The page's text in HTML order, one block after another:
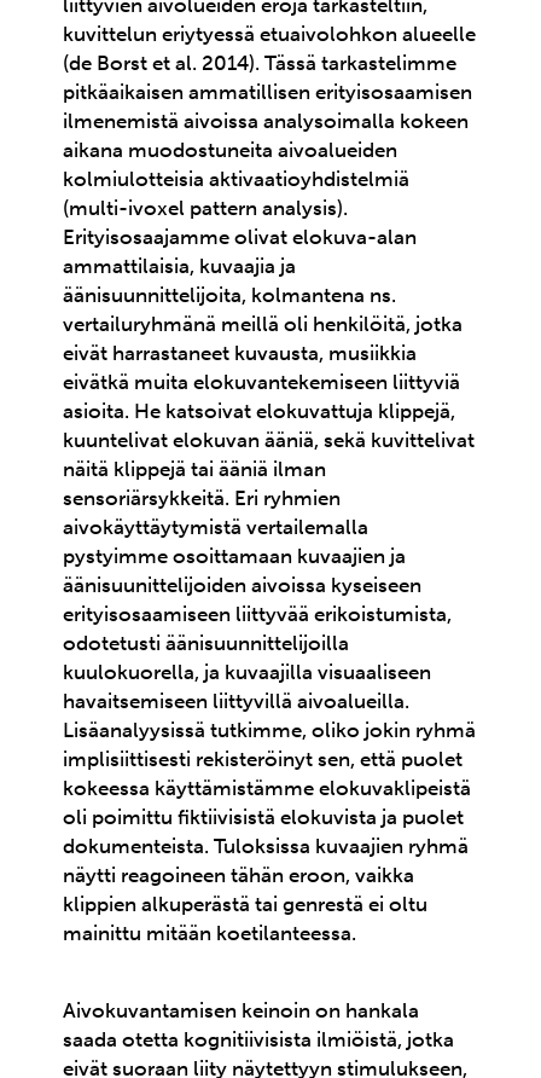
liittyvien aivolueiden eroja tarkasteltiin,
kuvittelun eriytyessä etuaivolohkon alueelle
(de Borst et al. 2014). Tässä tarkastelimme
pitkäaikaisen ammatillisen erityisosaamisen
ilmenemistä aivoissa analysoimalla kokeen
aikana muodostuneita aivoalueiden
kolmiulotteisia aktivaatioyhdistelmiä
(multi-ivoxel pattern analysis).
Erityisosaajamme olivat elokuva-alan
ammattilaisia, kuvaajia ja
äänisuunnittelijoita, kolmantena ns.
vertailuryhmänä meillä oli henkilöitä, jotka
eivät harrastaneet kuvausta, musiikkia
eivätkä muita elokuvantekemiseen liittyviä
asioita. He katsoivat elokuvattuja klippejä,
kuuntelivat elokuvan ääniä, sekä kuvittelivat
näitä klippejä tai ääniä ilman
sensoriärsykkeitä. Eri ryhmien
aivokäyttäytymistä vertailemalla
pystyimme osoittamaan kuvaajien ja
äänisuunittelijoiden aivoissa kyseiseen
erityisosaamiseen liittyvää erikoistumista,
odotetusti äänisuunnittelijoilla
kuulokuorella, ja kuvaajilla visuaaliseen
havaitsemiseen liittyvillä aivoalueilla.
Lisäanalyysissä tutkimme, oliko jokin ryhmä
implisiittisesti rekisteröinyt sen, että puolet
kokeessa käyttämistämme elokuvaklipeistä
oli poimittu fiktiivisistä elokuvista ja puolet
dokumenteista. Tuloksissa kuvaajien ryhmä
näytti reagoineen tähän eroon, vaikka
klippien alkuperästä tai genrestä ei oltu
mainittu mitään koetilanteessa.
Aivokuvantamisen keinoin on hankala
saada otetta kognitiivisista ilmiöistä, jotka
eivät suoraan liity näytettyyn stimulukseen,